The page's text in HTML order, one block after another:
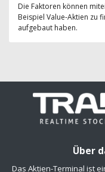
Die Faktoren können
Beispiel Value-Aktien zu
aufgebaut haben.
Über
Das Aktien-Terminal ist